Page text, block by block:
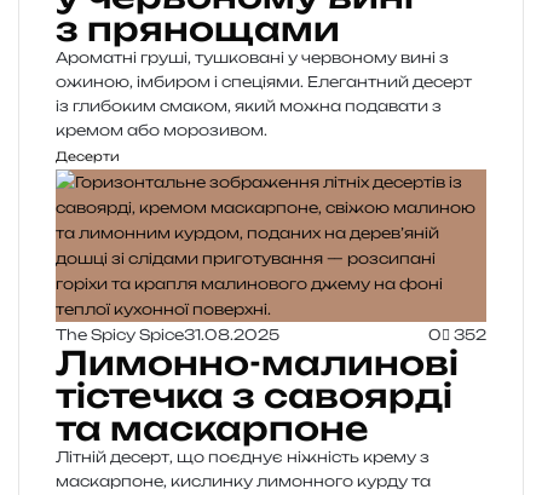
з прянощами
Ароматні груші, тушковані у червоному вині з
ожиною, імбиром і спеціями. Елегантний десерт
із глибоким смаком, який можна подавати з
кремом або морозивом.
Десерти
The Spicy Spice31.08.2025 0 352
Лимонно-малинові
тістечка з савоярді
та маскарпоне
Літній десерт, що поєднує ніжність крему з
маскарпоне, кислинку лимонного курду та